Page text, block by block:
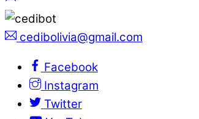
cedibolivia@gmail.com
Facebook
Instagram
Twitter